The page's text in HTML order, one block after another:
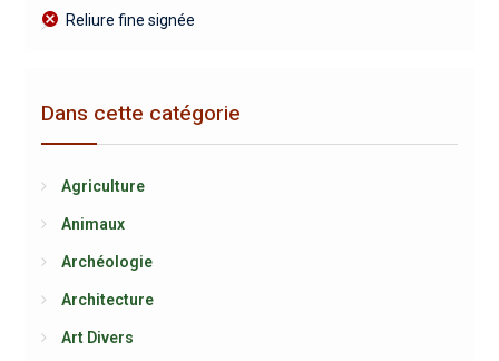
Reliure fine signée
Dans cette catégorie
Agriculture
Animaux
Archéologie
Architecture
Art Divers